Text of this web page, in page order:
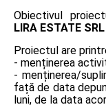
Obiectivul
LIRA ESTATE SRL
Proiectul are
- menținerea
- menținerea/
față de data
luni, de la data